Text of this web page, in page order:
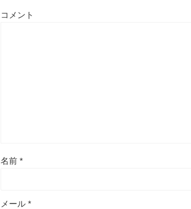
コメント
名前 *
メール *